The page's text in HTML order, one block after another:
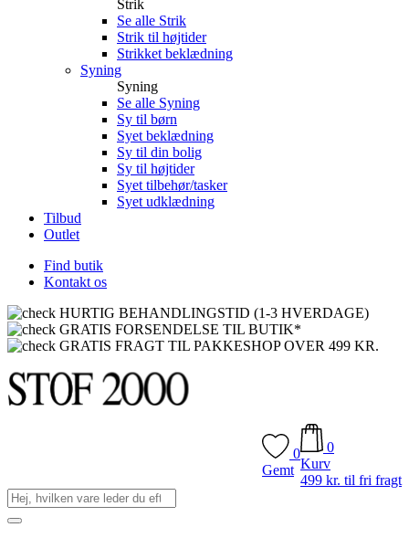
Strik
Se alle Strik
Strik til højtider
Strikket beklædning
Syning
Syning
Se alle Syning
Sy til børn
Syet beklædning
Sy til din bolig
Sy til højtider
Syet tilbehør/tasker
Syet udklædning
Tilbud
Outlet
Find butik
Kontakt os
HURTIG BEHANDLINGSTID (1-3 HVERDAGE)
GRATIS FORSENDELSE TIL BUTIK*
GRATIS FRAGT TIL PAKKESHOP OVER 499 KR.
0
Gemt
0
Kurv
499 kr. til fri fragt